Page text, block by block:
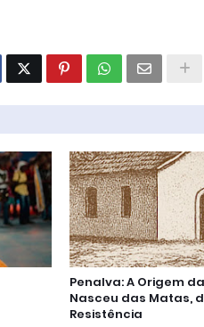
Penalva: A Origem
Nasceu das Matas,
Resistência